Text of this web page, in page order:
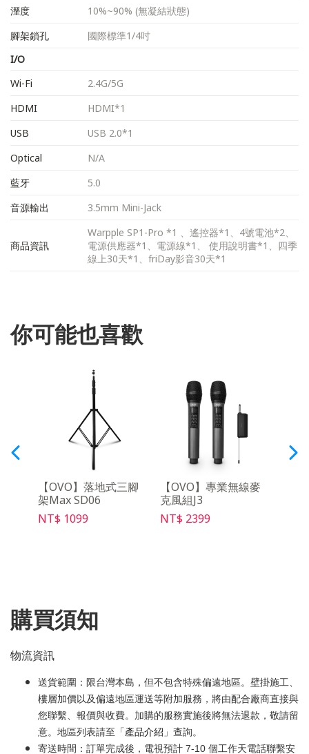
溼度
10%~90% (無凝結狀態)
腳架鎖孔
國際標準1/4吋
I/O
Wi-Fi
2.4G/5G
HDMI
HDMI*1
USB
USB 2.0*1
Optical
N/A
藍牙
5.0
音源輸出
3.5mm Mini-Jack
商品資訊
Warpple SP1-Pro *1 、遙控器*1、4號電池*2、
電源供應器*1、電源線*1、 使用說明書*1、四季
線上30天*1、friDay影音30天*1
你可能也喜歡
【OVO】落地式三腳
架Max SD06
NT$ 1099
【OVO】專業無線麥
克風組J3
NT$ 2399
購買須知
物流資訊
送貨範圍：限台灣本島，但不包含特殊偏遠地區。壁掛施工、
樓層加價以及偏遠地區運送等附加服務，將由配合廠商直接與
您聯繫、報價與收費。加購的服務實施後將無法退款，敬請留
意。地區列表請至「產品介紹 」查詢。
寄送時間：訂單完成後，電視預計 7-10 個工作天電話聯繫安